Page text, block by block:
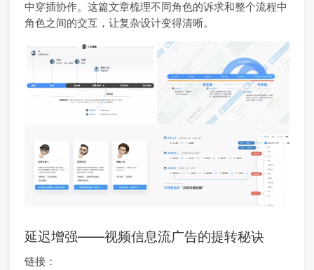
中穿插协作。这篇文章梳理不同角色的诉求和整个流程中
角色之间的交互，让复杂设计变得清晰。
延迟增强——视频信息流广告的提转秘诀
链接：